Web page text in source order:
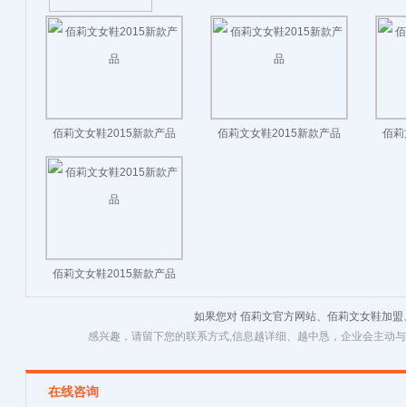
佰莉文女鞋2015新款产品 佰莉文女鞋2015新款产品 佰
佰莉文女鞋2015新款产品
如果您对 佰莉文官方网站、佰莉文女鞋加
感兴趣，请留下您的联系方式,信息越详细、越中恳，企业会主动
在线咨询